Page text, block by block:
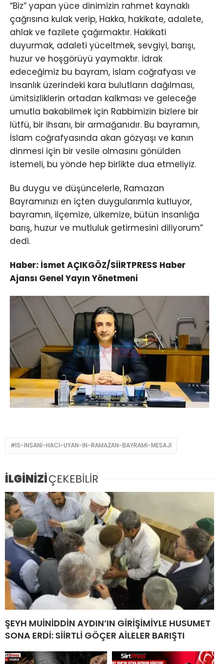
“Biz” yapan yüce dinimizin rahmet kaynaklı
çağrısına kulak verip, Hakka, hakikate, adalete,
ahlak ve fazilete çağırmaktır. Hakikati
duyurmak, adaleti yüceltmek, sevgiyi, barışı,
huzur ve hoşgörüyü yaymaktır. İdrak
edeceğimiz bu bayram, islam coğrafyası ve
insanlık üzerindeki kara bulutların dağılması,
ümitsizliklerin ortadan kalkması ve geleceğe
umutla bakabilmek için Rabbimizin bizlere bir
lütfü, bir ihsanı, bir armağanıdır. Bu bayramın,
İslam coğrafyasında akan gözyaşı ve kanın
dinmesi için bir vesile olmasını gönülden
istemeli, bu yönde hep birlikte dua etmeliyiz.
Bu duygu ve düşüncelerle, Ramazan
Bayramınızı en içten duygularımla kutluyor,
bayramın, ilçemize, ülkemize, bütün insanlığa
barış, huzur ve mutluluk getirmesini diliyorum”
dedi.
Haber: İsmet AÇIKGÖZ/SİİRTPRESS Haber
Ajansı Genel Yayın Yönetmeni
IS-INSANI-HACI-UYAN-IN-RAMAZAN-BAYRAMI-MESAJI
İLGİNİZİÇEKEBİLİR
ŞEYH MUİNİDDİN AYDIN’IN GİRİŞİMİYLE HUSUMET
SONA ERDİ: SİİRTLİ GÖÇER AİLELER BARIŞTI